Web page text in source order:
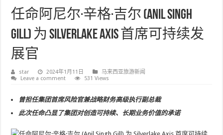
任命阿尼尔·辛格·吉尔 (Anil Singh
Gill) 为 Silverlake Axis 首席可持续发
展官
star 2024年1月11日
马来西亚旅游新闻
Leave a comment
531 Views
曾担任集团首席风险官兼战略财务高级执行副总裁
此次任命凸显了集团对创造可持续、长期业务价值的承诺